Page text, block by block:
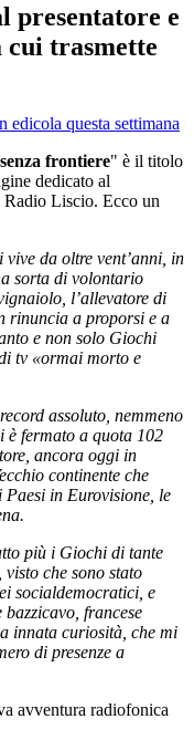
presentatore e
cui trasmette
frontiere" è il titolo
dedicato al
Radio Liscio. Ecco un
da oltre vent’anni, in
sorta di volontario
l’allevatore di
rinuncia a proporsi e a
e non solo Giochi
tv «ormai morto e
assoluto, nemmeno
è fermato a quota 102
ancora oggi in
continente che
in Eurovisione, le
più i Giochi di tante
che sono stato
socialdemocratici, e
francese
innata curiosità, che mi
di presenze a
avventura radiofonica